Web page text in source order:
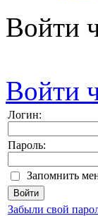
Войти
Войти
Логин:
Пароль:
Запомнить
Забыли свой